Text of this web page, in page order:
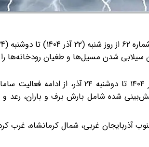
سیلابی شدن مسیل‌ها و طغیان رودخانه‌ها
سازمان هواشناسی کشور با صدور هشدار سطح نارنجی شماره ۶۲ از روز شنبه ۲۲ آذر ۱۴۰۴ تا دوشنبه ۲۴
شده شامل بارش برف و باران، رعد و
آذربایجان غربی، شمال کرمانشاه، غرب